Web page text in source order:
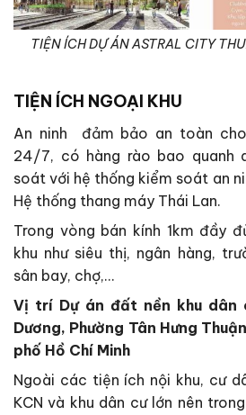
TIỆN ÍCH DỰ ÁN ASTRAL CITY
TIỆN ÍCH NGOẠI KHU
An ninh đảm bảo an toàn
24/7, có hàng rào bao quanh
soát với hệ thống kiểm soát an
Hệ thống thang máy Thái Lan.
Trong vòng bán kính 1km đầy
khu như siêu thị, ngân hàng,
sân bay, chợ,…
Vị trí Dự án đất nền khu dân
Dương, Phường Tân Hưng
phố Hồ Chí Minh
Ngoài các tiện ích nội khu, cư
KCN và khu dân cư lớn nên